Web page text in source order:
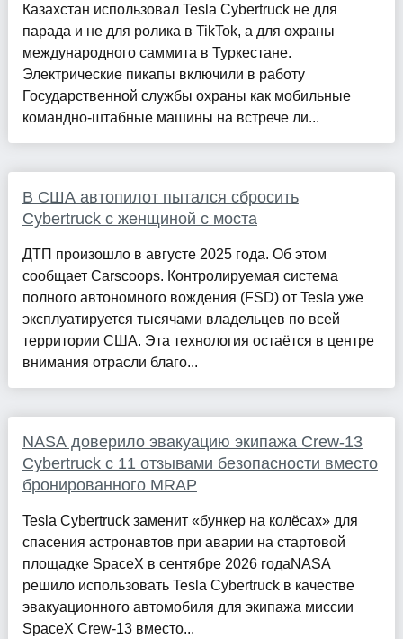
Казахстан использовал Tesla Cybertruck не для
парада и не для ролика в TikTok, а для охраны
международного саммита в Туркестане.
Электрические пикапы включили в работу
Государственной службы охраны как мобильные
командно-штабные машины на встрече ли...
В США автопилот пытался сбросить
Cybertruck с женщиной c моста
ДТП произошло в августе 2025 года. Об этом
сообщает Carscoops. Контролируемая система
полного автономного вождения (FSD) от Tesla уже
эксплуатируется тысячами владельцев по всей
территории США. Эта технология остаётся в центре
внимания отрасли благо...
NASA доверило эвакуацию экипажа Crew-13
Cybertruck с 11 отзывами безопасности вместо
бронированного MRAP
Tesla Cybertruck заменит «бункер на колёсах» для
спасения астронавтов при аварии на стартовой
площадке SpaceX в сентябре 2026 годаNASA
решило использовать Tesla Cybertruck в качестве
эвакуационного автомобиля для экипажа миссии
SpaceX Crew-13 вместо...